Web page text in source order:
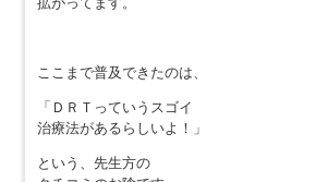
ここまで普及できたのは、
「ＤＲＴっていうスゴイ
治療法があるらしいよ！」
という、先生方の